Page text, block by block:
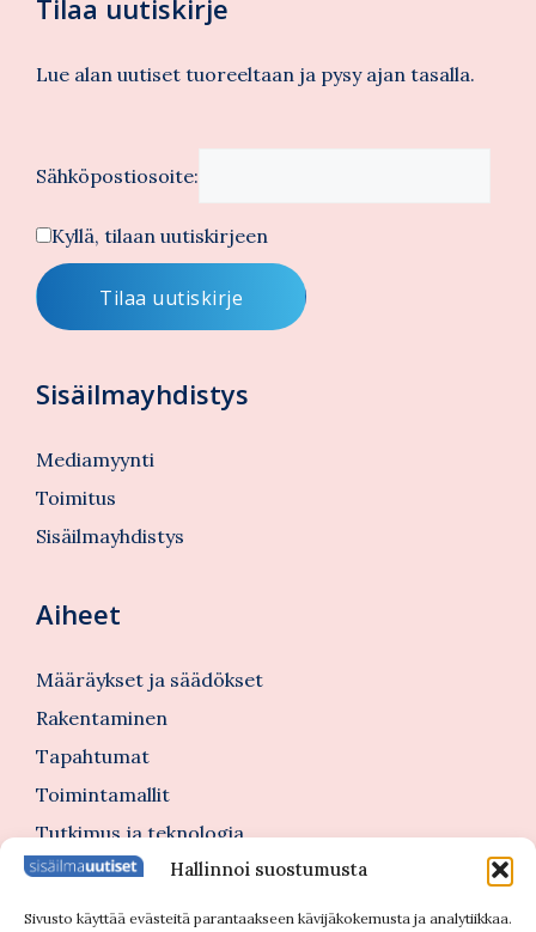
Hallinnoi suostumusta
Sivusto käyttää evästeitä parantaakseen kävijäkokemusta ja analytiikkaa.
Tilaa uutiskirje
Lue alan uutiset tuoreeltaan ja pysy ajan tasalla.
Sähköpostiosoite:
Kyllä, tilaan uutiskirjeen
Sisäilmayhdistys
Mediamyynti
Toimitus
Sisäilmayhdistys
Aiheet
Määräykset ja säädökset
Rakentaminen
Tapahtumat
Toimintamallit
Tutkimus ja teknologia
Tutustu myös